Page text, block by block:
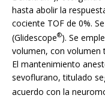
hasta abolir la
cociente TOF de 0%.
(Glidescope®). Se
volumen, con volumen
El mantenimiento
sevoflurano, titulado
acuerdo con la